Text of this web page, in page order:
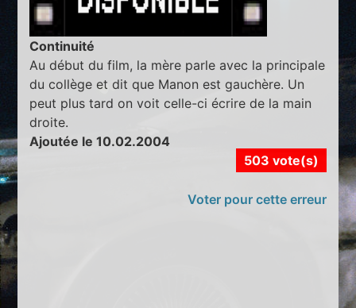
Continuité
Au début du film, la mère parle avec la principale
du collège et dit que Manon est gauchère. Un
peut plus tard on voit celle-ci écrire de la main
droite.
Ajoutée le 10.02.2004
503 vote(s)
Voter pour cette erreur